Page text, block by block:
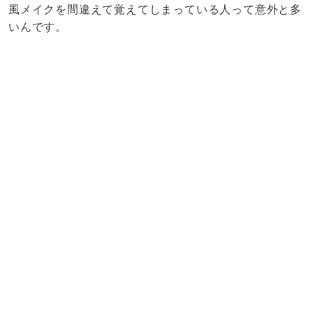
風メイクを間違えて覚えてしまっている人って意外と多
いんです。